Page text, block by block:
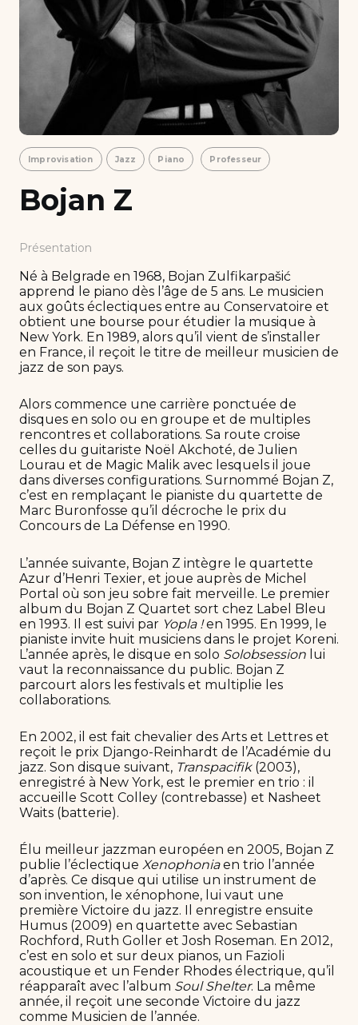
Improvisation Jazz Piano Professeur
Bojan Z
Présentation
Né à Belgrade en 1968, Bojan Zulfikarpašić
apprend le piano dès l’âge de 5 ans. Le musicien
aux goûts éclectiques entre au Conservatoire et
obtient une bourse pour étudier la musique à
New York. En 1989, alors qu’il vient de s’installer
en France, il reçoit le titre de meilleur musicien de
jazz de son pays.
Alors commence une carrière ponctuée de
disques en solo ou en groupe et de multiples
rencontres et collaborations. Sa route croise
celles du guitariste Noël Akchoté, de Julien
Lourau et de Magic Malik avec lesquels il joue
dans diverses configurations. Surnommé Bojan Z,
c’est en remplaçant le pianiste du quartette de
Marc Buronfosse qu’il décroche le prix du
Concours de La Défense en 1990.
L’année suivante, Bojan Z intègre le quartette
Azur d’Henri Texier, et joue auprès de Michel
Portal où son jeu sobre fait merveille. Le premier
album du Bojan Z Quartet sort chez Label Bleu
en 1993. Il est suivi par Yopla !en 1995. En 1999, le
pianiste invite huit musiciens dans le projet Koreni.
L’année après, le disque en solo Solobsession lui
vaut la reconnaissance du public. Bojan Z
parcourt alors les festivals et multiplie les
collaborations.
En 2002, il est fait chevalier des Arts et Lettres et
reçoit le prix Django-Reinhardt de l’Académie du
jazz. Son disque suivant, Transpacifik(2003),
enregistré à New York, est le premier en trio : il
accueille Scott Colley (contrebasse) et Nasheet
Waits (batterie).
Élu meilleur jazzman européen en 2005, Bojan Z
publie l’éclectique Xenophoniaen trio l’année
d’après. Ce disque qui utilise un instrument de
son invention, le xénophone, lui vaut une
première Victoire du jazz. Il enregistre ensuite
Humus (2009) en quartette avec Sebastian
Rochford, Ruth Goller et Josh Roseman. En 2012,
c’est en solo et sur deux pianos, un Fazioli
acoustique et un Fender Rhodes électrique, qu’il
réapparaît avec l’album Soul Shelter. La même
année, il reçoit une seconde Victoire du jazz
comme Musicien de l’année.